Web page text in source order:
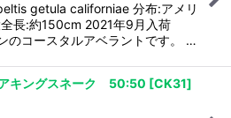
getula californiae 分布:アメリ
全長:約150cm 2021年9月入荷
のコースタルアベラントです。 …
キングスネーク 50:50 [CK31]